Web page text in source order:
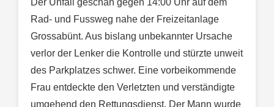
Der Unfall geschah gegen 14:00 Uhr auf dem
Rad- und Fussweg nahe der Freizeitanlage
Grossabünt. Aus bislang unbekannter Ursache
verlor der Lenker die Kontrolle und stürzte unweit
des Parkplatzes schwer. Eine vorbeikommende
Frau entdeckte den Verletzten und verständigte
umgehend den Rettungsdienst. Der Mann wurde